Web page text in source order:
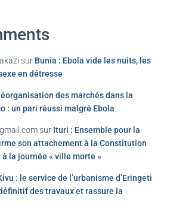
sur Bunia : Ebola vide les nuits, les
en détresse
des marchés dans la
: un pari réussi malgré Ebola
sur Ituri : Ensemble pour la
son attachement à la Constitution
à la journée « ville morte »
: le service de l’urbanisme d’Eringeti
des travaux et rassure la